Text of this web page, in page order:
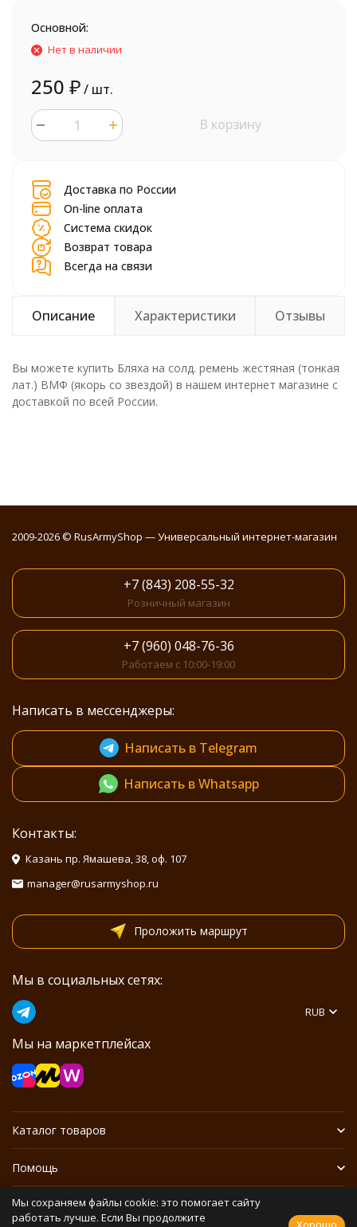
Основной:
Нет в наличии
250 ₽/ шт.
В корзину
Доставка по России
On-line оплата
Система скидок
Возврат товара
Всегда на связи
Описание Характеристики Отзывы
Вы можете купить Бляха на солд. ремень жестяная (тонкая
лат.) ВМФ (якорь со звездой) в нашем интернет магазине с
доставкой по всей России.
2009-2026 © RusArmyShop — Универсальный интернет-магазин
+7 (843) 208-55-32
Розничный магазин
+7 (960) 048-76-36
Работаем с 10:00-19:00
Написать в мессенджеры:
Написать в Telegram
Написать в Whatsapp
Контакты:
Казань пр. Ямашева, 38, оф. 107
manager@rusarmyshop.ru
Проложить маршрут
Мы в социальных сетях:
Мы на маркетплейсах
RUB
Каталог товаров
Помощь
Информация
Мы сохраняем файлы cookie: это помогает сайту
работать лучше. Если Вы продолжите